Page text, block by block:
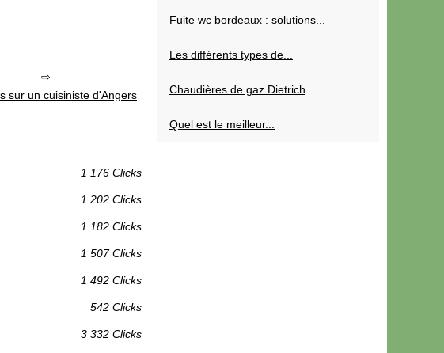
sur un cuisiniste d'Angers
1 176 Clicks
1 202 Clicks
1 182 Clicks
1 507 Clicks
1 492 Clicks
542 Clicks
3 332 Clicks
Fuite wc bordeaux : solutions...
Les différents types de...
Chaudières de gaz Dietrich
Quel est le meilleur...